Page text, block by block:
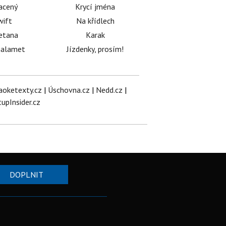
Krycí jména
Na křídlech
Karak
Jízdenky, prosím!
| Úschovna.cz | Nedd.cz |
DOPLNIT